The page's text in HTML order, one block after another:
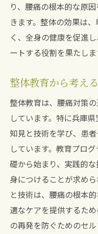
り、腰痛の根本的な原
きます。整体の効果は
く、全身の健康を促進
ートする役割を果たしま
整体教育から考え
整体教育は、腰痛対策
しています。特に兵庫
知見と技術を学び、患
しています。教育プロ
礎から始まり、実践的
身につけることが求め
と技術は、腰痛の根本
適なケアを提供するた
の再発を防ぐためのセ